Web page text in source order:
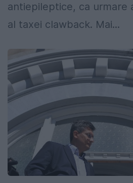
antiepileptice, ca urmare
al taxei clawback. Mai...